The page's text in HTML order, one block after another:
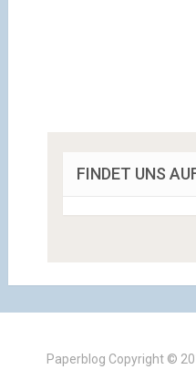
FINDET UNS
Paperblog Copyright ©